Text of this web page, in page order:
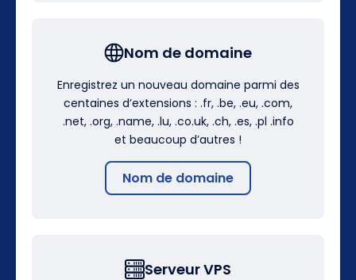
Nom de domaine
Enregistrez un nouveau domaine parmi des
centaines d’extensions : .fr, .be, .eu, .com,
.net, .org, .name, .lu, .co.uk, .ch, .es, .pl .info
et beaucoup d’autres !
Nom de domaine
Serveur VPS